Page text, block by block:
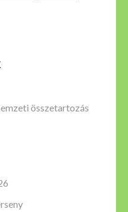
összetartozás